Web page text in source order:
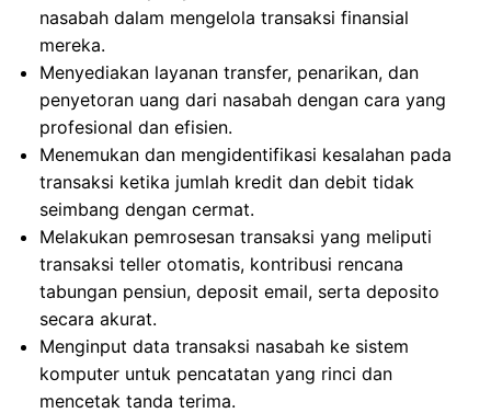
nasabah dalam mengelola transaksi finansial
mereka.
Menyediakan layanan transfer, penarikan, dan
penyetoran uang dari nasabah dengan cara yang
profesional dan efisien.
Menemukan dan mengidentifikasi kesalahan pada
transaksi ketika jumlah kredit dan debit tidak
seimbang dengan cermat.
Melakukan pemrosesan transaksi yang meliputi
transaksi teller otomatis, kontribusi rencana
tabungan pensiun, deposit email, serta deposito
secara akurat.
Menginput data transaksi nasabah ke sistem
komputer untuk pencatatan yang rinci dan
mencetak tanda terima.